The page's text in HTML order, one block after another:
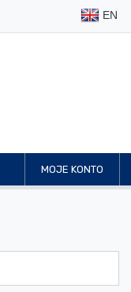
EN
MOJE KONTO